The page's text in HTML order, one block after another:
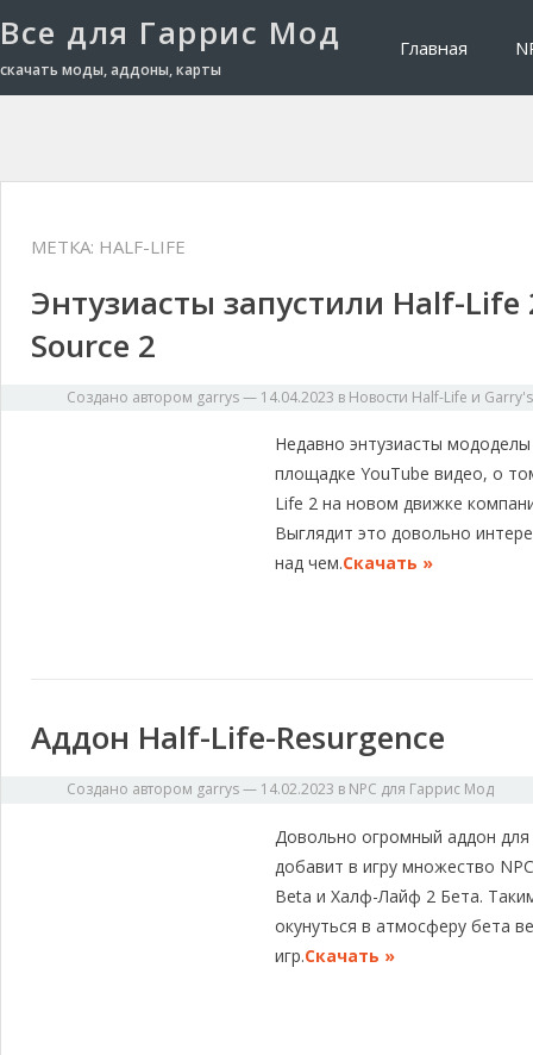
Все для Гаррис Мод
скачать моды, аддоны, карты
Главная
МЕТКА: HALF-LIFE
Энтузиасты запустили Half-
Source 2
Создано автором garrys— 14.04.2023 в Новости Half-Life и
Недавно энтузиасты
площадке YouTube видео, о
Life 2 на новом движке
Выглядит это довольно
над чем.Скачать »
Аддон Half-Life-Resurgence
Создано автором garrys— 14.02.2023 в NPC для Гаррис Мод
Довольно огромный аддон для
добавит в игру множество
Beta и Халф-Лайф 2 Бета.
окунуться в атмосферу бета
игр.Скачать »